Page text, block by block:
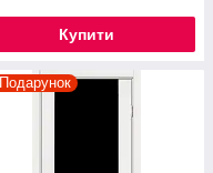
Купити
Подарунок